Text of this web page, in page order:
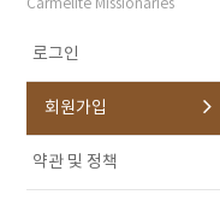
Carmelite Missionaries
로그인
회원가입
약관 및 정책